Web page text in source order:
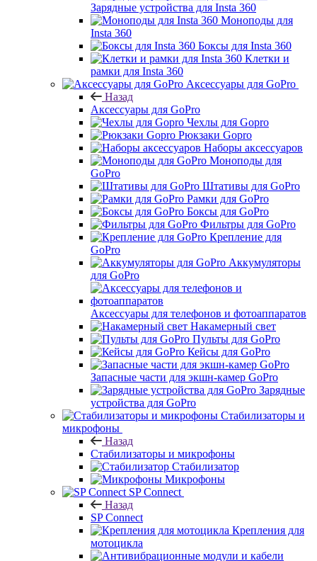
Зарядные устройства для Insta 360
Моноподы для
Insta 360
Боксы для Insta 360
Клетки и
рамки для Insta 360
Аксессуары для GoPro
Назад
Аксессуары для GoPro
Чехлы для Gopro
Рюкзаки Gopro
Наборы аксессуаров
Моноподы для
GoPro
Штативы для GoPro
Рамки для GoPro
Боксы для GoPro
Фильтры для GoPro
Крепление для
GoPro
Аккумуляторы
для GoPro
Аксессуары для телефонов и фотоаппаратов
Накамерный свет
Пульты для GoPro
Кейсы для GoPro
Запасные части для экшн-камер GoPro
Зарядные
устройства для GoPro
Стабилизаторы и
микрофоны
Назад
Стабилизаторы и микрофоны
Стабилизатор
Микрофоны
SP Connect
Назад
SP Connect
Крепления для
мотоцикла